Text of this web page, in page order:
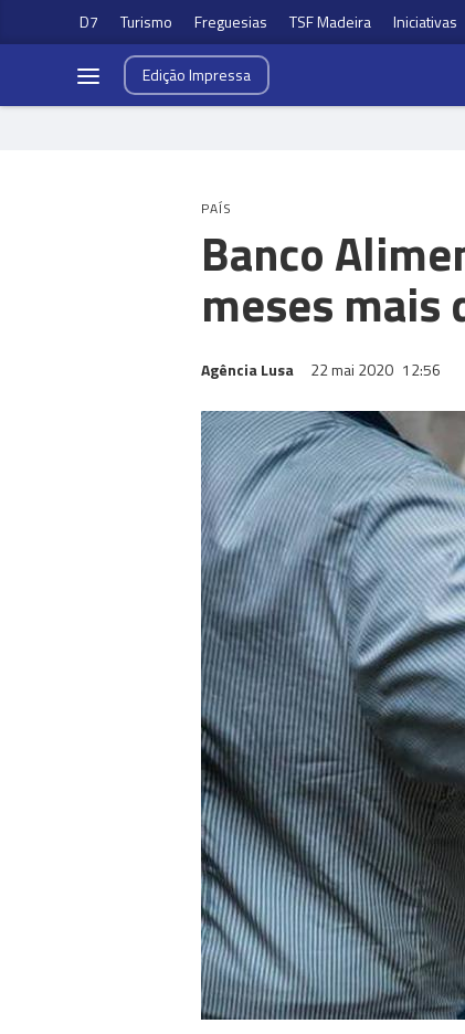
D7 Turismo Freguesias TSF Madeira Iniciativas
EdiçãoImpressa
PAÍS
Banco
meses mais
Agência Lusa 22 mai 2020 12:56